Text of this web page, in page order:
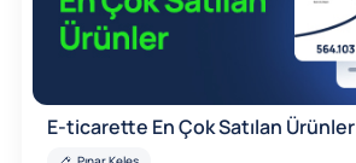
E-ticarette En Çok Satılan Ürünler